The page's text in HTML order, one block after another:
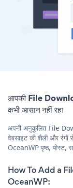
आपकी File
कभी आसान नहीं रहा
अपनी अनुकूलित File
वेबसाइट की शैली और
OceanWP पृष्ठ, पोस्ट,
How To Add a
OceanWP: